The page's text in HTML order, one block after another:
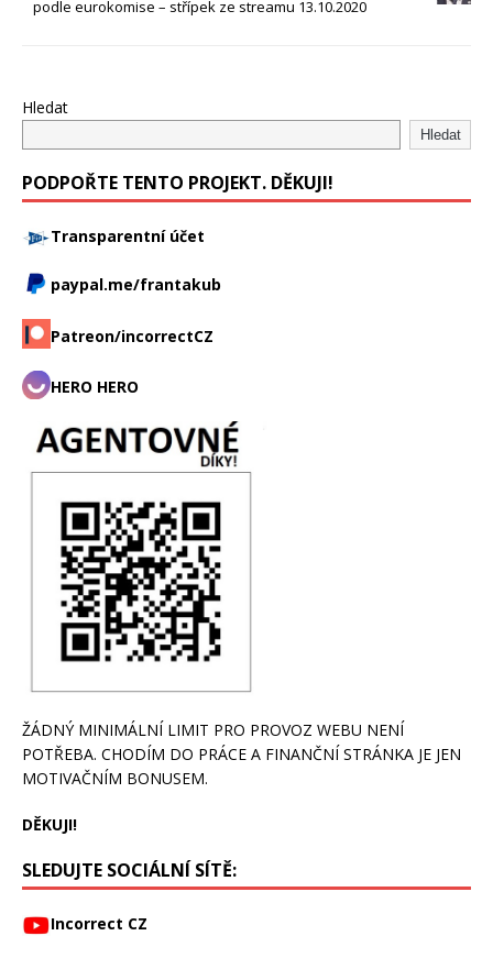
podle eurokomise – střípek ze streamu 13.10.2020
Hledat
Hledat
PODPOŘTE TENTO PROJEKT. DĚKUJI!
Transparentní účet
paypal.me/frantakub
Patreon/incorrectCZ
HERO HERO
ŽÁDNÝ MINIMÁLNÍ LIMIT PRO PROVOZ WEBU NENÍ
POTŘEBA. CHODÍM DO PRÁCE A FINANČNÍ STRÁNKA JE JEN
MOTIVAČNÍM BONUSEM.
DĚKUJI!
SLEDUJTE SOCIÁLNÍ SÍTĚ:
Incorrect CZ